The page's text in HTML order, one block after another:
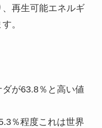
再生可能エネルギ
。
が63.8％と高い値
％程度これは世界